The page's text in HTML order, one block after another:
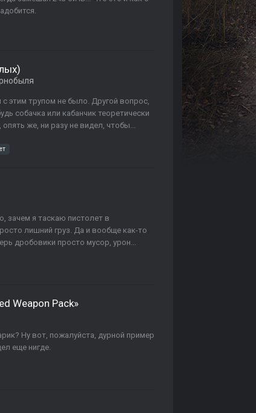
этим трупом не было. Другой вопрос,
собачка или кабанчик теоретически
же, ни разу не видел, чтобы...
зачем я таскаю пистолет в
лишний груз. Да и вообще как-то
дробовики просто мусор, урон...
Weapon Pack»
Ну вот, пожалуйста, дурной пример
еще нигде.